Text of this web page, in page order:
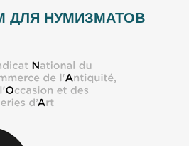
ДЛЯ НУМИЗМАТОВ